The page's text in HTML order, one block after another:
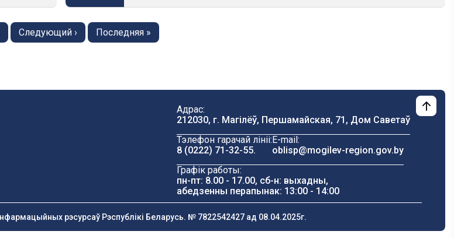
Next
Следующий ›
Last
Последняя »
Адрас:
212030, г. Магілёў, Першамайская, 71, Дом Саветаў
Тэлефон гарачай лініі:
8 (0222) 71-32-55.
E-mail:
oblisp@mogilev-region.gov.by
Графік работы:
пн-пт: 8.00 - 17.00, сб-н: выхадны,
абедзенны перапынак: 13:00 - 14:00
рэсурсаў Рэспублікі Беларусь. № 7822542427 ад 08.04.2025г.